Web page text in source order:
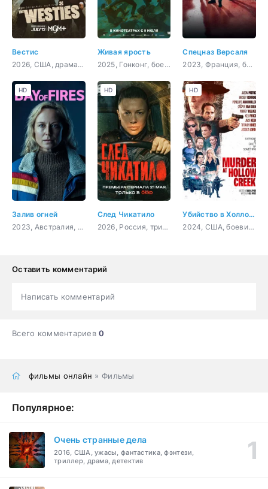
Вестис
2026, США, драма, криминал
Живая ярость
2025, Гонконг, боевик, криминал
Спецназ Версаля
2023, Франция, боевик
Залив огней
2023, Австралия, драма, комедия, криминал
HD
След Чикатило
2026, Россия, триллер, детектив, драма
HD
Убийство в Холлоу Крик
2024, США, боевик, триллер, комедия
HD
Оставить комментарий
Написать комментарий
Всего комментариев0
фильмы онлайн » Фильмы
Популярное:
Очень странные дела
2016, США, ужасы, фантастика, фэнтези,
триллер, драма, детектив